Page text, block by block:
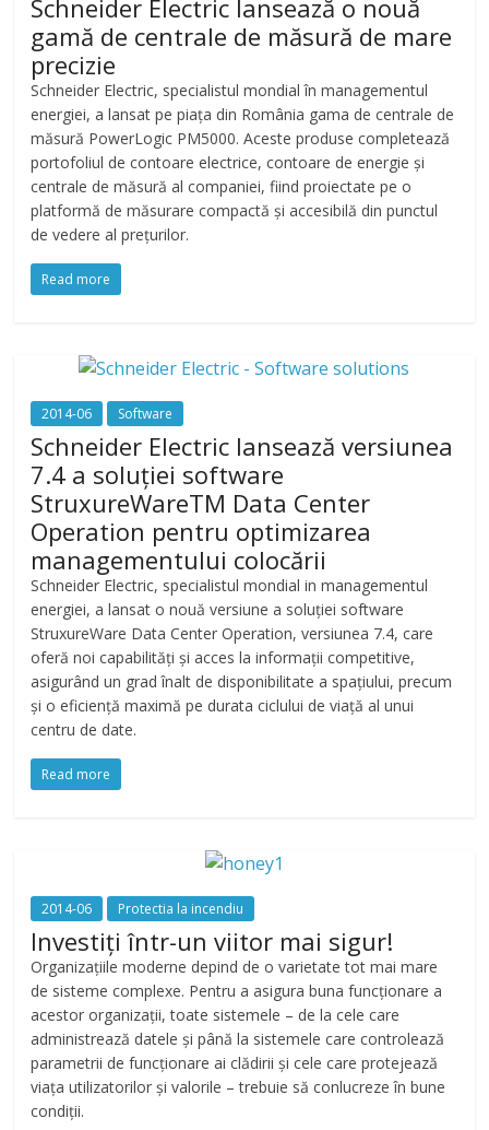
Schneider Electric lansează o nouă
gamă de centrale de măsură de mare
precizie
Schneider Electric, specialistul mondial în managementul
energiei, a lansat pe piața din România gama de centrale de
măsură PowerLogic PM5000. Aceste produse completează
portofoliul de contoare electrice, contoare de energie și
centrale de măsură al companiei, fiind proiectate pe o
platformă de măsurare compactă și accesibilă din punctul
de vedere al prețurilor.
Read more
2014-06 Software
Schneider Electric lansează versiunea
7.4 a soluției software
StruxureWareTM Data Center
Operation pentru optimizarea
managementului colocării
Schneider Electric, specialistul mondial in managementul
energiei, a lansat o nouă versiune a soluției software
StruxureWare Data Center Operation, versiunea 7.4, care
oferă noi capabilități și acces la informații competitive,
asigurând un grad înalt de disponibilitate a spațiului, precum
și o eficiență maximă pe durata ciclului de viață al unui
centru de date.
Read more
2014-06 Protectia la incendiu
Investiți într-un viitor mai sigur!
Organizațiile moderne depind de o varietate tot mai mare
de sisteme complexe. Pentru a asigura buna funcționare a
acestor organizații, toate sistemele – de la cele care
administrează datele și până la sistemele care controlează
parametrii de funcționare ai clădirii și cele care protejează
viața utilizatorilor și valorile – trebuie să conlucreze în bune
condiții.